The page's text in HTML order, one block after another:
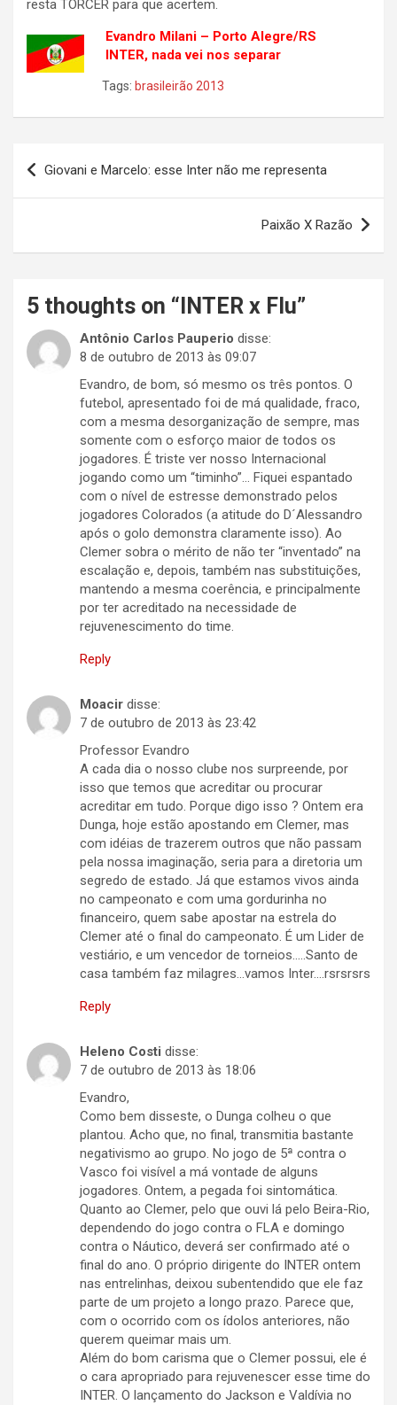
resta TORCER para que acertem.
Evandro Milani – Porto Alegre/RS
INTER, nada vei nos separar
Tags: brasileirão 2013
Navegação
de
Giovani e Marcelo: esse Inter não me representa
Paixão X Razão
5 thoughts on “ INTER x Flu”
Antônio Carlos Pauperio disse:
8 de outubro de 2013 às 09:07
Evandro, de bom, só mesmo os três pontos. O
futebol, apresentado foi de má qualidade, fraco,
com a mesma desorganização de sempre, mas
somente com o esforço maior de todos os
jogadores. É triste ver nosso Internacional
jogando como um “timinho”… Fiquei espantado
com o nível de estresse demonstrado pelos
jogadores Colorados (a atitude do D´Alessandro
após o golo demonstra claramente isso). Ao
Clemer sobra o mérito de não ter “inventado” na
escalação e, depois, também nas substituições,
mantendo a mesma coerência, e principalmente
por ter acreditado na necessidade de
rejuvenescimento do time.
Reply
Moacir disse:
7 de outubro de 2013 às 23:42
Professor Evandro
A cada dia o nosso clube nos surpreende, por
isso que temos que acreditar ou procurar
acreditar em tudo. Porque digo isso ? Ontem era
Dunga, hoje estão apostando em Clemer, mas
com idéias de trazerem outros que não passam
pela nossa imaginação, seria para a diretoria um
segredo de estado. Já que estamos vivos ainda
no campeonato e com uma gordurinha no
financeiro, quem sabe apostar na estrela do
Clemer até o final do campeonato. É um Lider de
vestiário, e um vencedor de torneios…..Santo de
casa também faz milagres…vamos Inter….rsrsrsrs
Reply
Heleno Costi disse:
7 de outubro de 2013 às 18:06
Evandro,
Como bem disseste, o Dunga colheu o que
plantou. Acho que, no final, transmitia bastante
negativismo ao grupo. No jogo de 5ª contra o
Vasco foi visível a má vontade de alguns
jogadores. Ontem, a pegada foi sintomática.
Quanto ao Clemer, pelo que ouvi lá pelo Beira-Rio,
dependendo do jogo contra o FLA e domingo
contra o Náutico, deverá ser confirmado até o
final do ano. O próprio dirigente do INTER ontem
nas entrelinhas, deixou subentendido que ele faz
parte de um projeto a longo prazo. Parece que,
com o ocorrido com os ídolos anteriores, não
querem queimar mais um.
Além do bom carisma que o Clemer possui, ele é
o cara apropriado para rejuvenescer esse time do
INTER. O lançamento do Jackson e Valdívia no